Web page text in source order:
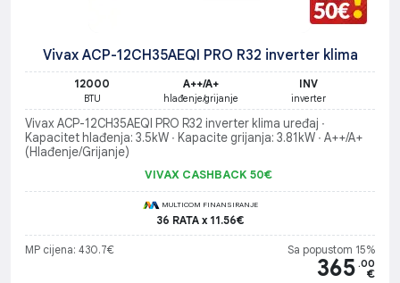
Vivax ACP-12CH35AEQI PRO R32 inverter klima
12000
BTU
A++/A+
hlađenje/grijanje
INV
inverter
Vivax ACP-12CH35AEQI PRO R32 inverter klima uređaj ∙
Kapacitet hlađenja: 3.5kW ∙ Kapacite grijanja: 3.81kW ∙ A++/A+
(Hlađenje/Grijanje)
VIVAX CASHBACK 50€
MULTICOM FINANSIRANJE
36 RATA x 11.56€
MP cijena: 430.7€ Sa popustom 15%
365 .00
€